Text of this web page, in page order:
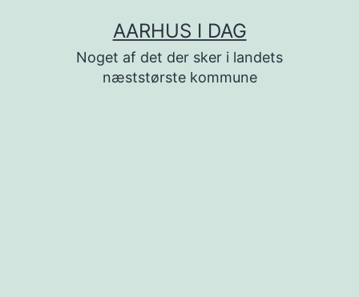
AARHUS I DAG
Noget af det der sker i landets
næststørste kommune